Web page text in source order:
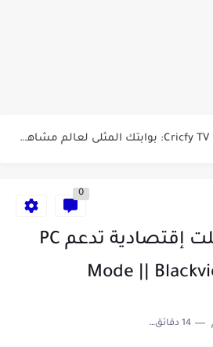
خاتم ذكي بإمتياز يدعم الذكاء الإصطناعي لمراقبة الصحة -...
0
رسميا أقوى تابلت إقتصادية تدعم PC
Mode ||
14 دقائق للقراءة